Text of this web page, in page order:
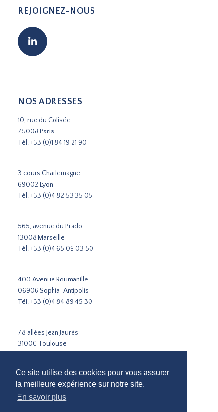
Ce site utilise des cookies pour vous assurer
la meilleure expérience sur notre site.
En savoir plus
REJOIGNEZ-NOUS
NOS ADRESSES
10, rue du Colisée
75008 Paris
Tél.+33 (0)1 84 19 21 90
3 cours Charlemagne
69002 Lyon
Tél.+33 (0)4 82 53 35 05
565, avenue du Prado
13008 Marseille
Tél.+33 (0)4 65 09 03 50
400 Avenue Roumanille
06906 Sophia-Antipolis
Tél.+33 (0)4 84 89 45 30
78 allées Jean Jaurès
31000 Toulouse
Cabinet de recrutement Paris
Cabinet de recrutement Lyon